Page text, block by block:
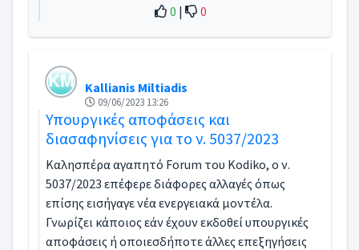
0 | 0
Kallianis Miltiadis
09/06/2023 13:26
Υπουργικές αποφάσεις και
διασαφηνίσεις για το ν. 5037/2023
Καλησπέρα αγαπητό Forum του Κodiko, o ν.
5037/2023 επέφερε διάφορες αλλαγές όπως
επίσης εισήγαγε νέα ενεργειακά μοντέλα.
Γνωρίζει κάποιος εάν έχουν εκδοθεί υπουργικές
αποφάσεις ή οποιεσδήποτε άλλες επεξηγήσεις